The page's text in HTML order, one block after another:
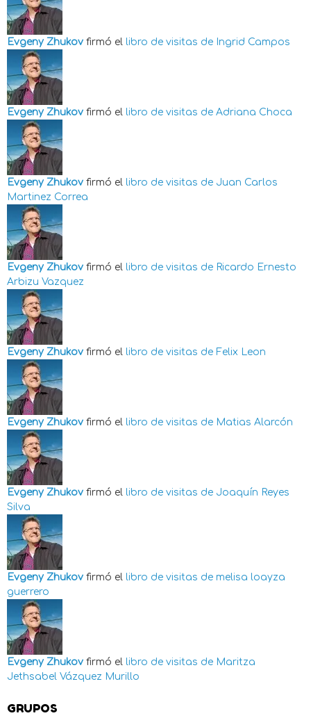
Evgeny Zhukov firmó el libro de visitas de Ingrid Campos
Evgeny Zhukov firmó el libro de visitas de Adriana Choca
Evgeny Zhukov firmó el libro de visitas de Juan Carlos
Martinez Correa
Evgeny Zhukov firmó el libro de visitas de Ricardo Ernesto
Arbizu Vazquez
Evgeny Zhukov firmó el libro de visitas de Felix Leon
Evgeny Zhukov firmó el libro de visitas de Matias Alarcón
Evgeny Zhukov firmó el libro de visitas de Joaquín Reyes
Silva
Evgeny Zhukov firmó el libro de visitas de melisa loayza
guerrero
Evgeny Zhukov firmó el libro de visitas de Maritza
Jethsabel Vázquez Murillo
GRUPOS